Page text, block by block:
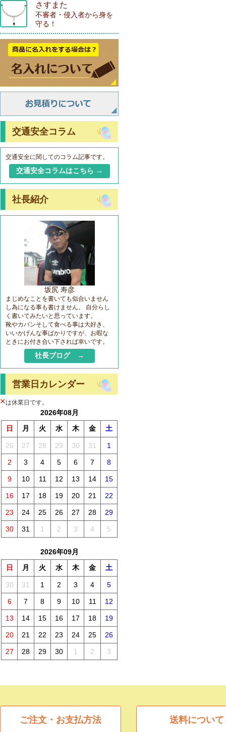
さすまた
不審者・侵入者から身を
守る！
交通安全コラム
交通安全に関してのコラム記事です。
交通安全コラムはこちら →
社長紹介
坂尻 寿彦
まじめなことを書いても似合いません
し為になる事も書けません。 自分らし
く書いてみたいと思っています。
靴やカバンそして食べる事は大好き、
いいかげんな事ばかりですが、お暇な
ときにお付き合い下されば幸いです。
社長ブログ →
営業日カレンダー
×は休業日です。
2026年08月
日
月 火 水 木 金 土
26 27 28 29 30 31 1
2 3 4 5 6 7 8
9 10 11 12 13 14 15
16 17 18 19 20 21 22
23 24 25 26 27 28 29
30 31 1 2 3 4 5
2026年09月
日
月 火 水 木 金 土
30 31 1 2 3 4 5
6 7 8 9 10 11 12
13 14 15 16 17 18 19
20 21 22 23 24 25 26
27 28 29 30 1 2 3
ご注文・お支払方法 送料について